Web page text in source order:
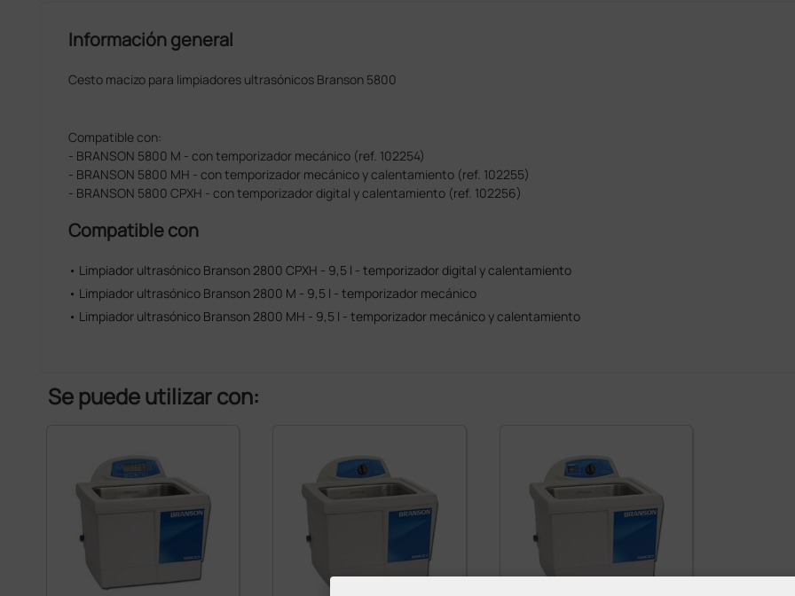
Información general
Cesto macizo para limpiadores ultrasónicos Branson 5800
Compatible con:
- BRANSON 5800 M - con temporizador mecánico (ref. 102254)
- BRANSON 5800 MH - con temporizador mecánico y calentamiento (ref. 102255)
- BRANSON 5800 CPXH - con temporizador digital y calentamiento (ref. 102256)
Compatible con
• Limpiador ultrasónico Branson 2800 CPXH - 9,5 l - temporizador digital y calentamiento
• Limpiador ultrasónico Branson 2800 M - 9,5 l - temporizador mecánico
• Limpiador ultrasónico Branson 2800 MH - 9,5 l - temporizador mecánico y calentamiento
Se puede utilizar con: